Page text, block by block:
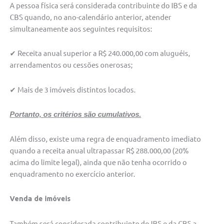
A pessoa física será considerada contribuinte do IBS e da
CBS quando, no ano-calendário anterior, atender
simultaneamente aos seguintes requisitos:
✔ Receita anual superior a R$ 240.000,00 com aluguéis,
arrendamentos ou cessões onerosas;
✔ Mais de 3 imóveis distintos locados.
Portanto, os critérios são cumulativos.
Além disso, existe uma regra de enquadramento imediato
quando a receita anual ultrapassar R$ 288.000,00 (20%
acima do limite legal), ainda que não tenha ocorrido o
enquadramento no exercício anterior.
Venda de imóveis